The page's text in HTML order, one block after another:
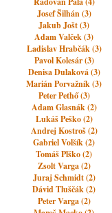
Josef Šilhán (3)
Jakub Jošt (3)
Adam Valček (3)
Ladislav Hrabčák (3)
Pavol Kolesár (3)
Denisa Dulaková (3)
Marián Porvažník (3)
Peter Pethő (3)
Adam Glasnák (2)
Lukáš Peško (2)
Andrej Kostroš (2)
Gabriel Volšík (2)
Tomáš Plško (2)
Zsolt Varga (2)
Juraj Schmidt (2)
Dávid Tluščák (2)
Peter Varga (2)